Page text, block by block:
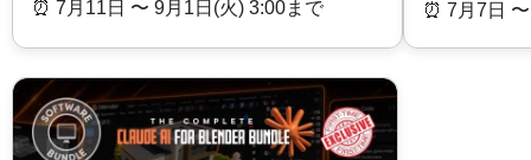
⏰️ 7月11日 〜 9月1日(火) 3:00まで
⏰️ 7月7日